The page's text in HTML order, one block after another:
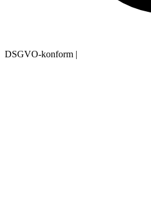
DSGVO-konform |